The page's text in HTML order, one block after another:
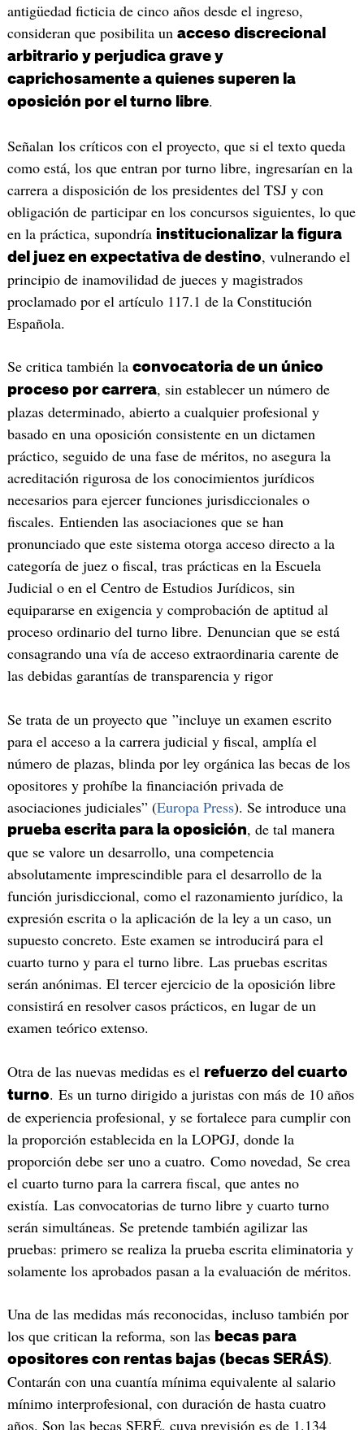
antigüedad ficticia de cinco años desde el ingreso,
consideran que posibilita un acceso discrecional
arbitrario y perjudica grave y
caprichosamente a quienes superen la
oposición por el turno libre.
Señalan los críticos con el proyecto, que si el texto queda
como está, los que entran por turno libre, ingresarían en la
carrera a disposición de los presidentes del TSJ y con
obligación de participar en los concursos siguientes, lo que
en la práctica, supondría institucionalizar la figura
del juez en expectativa de destino, vulnerando el
principio de inamovilidad de jueces y magistrados
proclamado por el artículo 117.1 de la Constitución
Española.
Se critica también la convocatoria de un único
proceso por carrera, sin establecer un número de
plazas determinado, abierto a cualquier profesional y
basado en una oposición consistente en un dictamen
práctico, seguido de una fase de méritos, no asegura la
acreditación rigurosa de los conocimientos jurídicos
necesarios para ejercer funciones jurisdiccionales o
fiscales. Entienden las asociaciones que se han
pronunciado que este sistema otorga acceso directo a la
categoría de juez o fiscal, tras prácticas en la Escuela
Judicial o en el Centro de Estudios Jurídicos, sin
equipararse en exigencia y comprobación de aptitud al
proceso ordinario del turno libre. Denuncian que se está
consagrando una vía de acceso extraordinaria carente de
las debidas garantías de transparencia y rigor
Se trata de un proyecto que ”incluye un examen escrito
para el acceso a la carrera judicial y fiscal, amplía el
número de plazas, blinda por ley orgánica las becas de los
opositores y prohíbe la financiación privada de
asociaciones judiciales” (Europa Press). Se introduce una
prueba escrita para la oposición, de tal manera
que se valore un desarrollo, una competencia
absolutamente imprescindible para el desarrollo de la
función jurisdiccional, como el razonamiento jurídico, la
expresión escrita o la aplicación de la ley a un caso, un
supuesto concreto. Este examen se introducirá para el
cuarto turno y para el turno libre. Las pruebas escritas
serán anónimas. El tercer ejercicio de la oposición libre
consistirá en resolver casos prácticos, en lugar de un
examen teórico extenso.
Otra de las nuevas medidas es el refuerzo del cuarto
turno. Es un turno dirigido a juristas con más de 10 años
de experiencia profesional, y se fortalece para cumplir con
la proporción establecida en la LOPGJ, donde la
proporción debe ser uno a cuatro. Como novedad, Se crea
el cuarto turno para la carrera fiscal, que antes no
existía. Las convocatorias de turno libre y cuarto turno
serán simultáneas. Se pretende también agilizar las
pruebas: primero se realiza la prueba escrita eliminatoria y
solamente los aprobados pasan a la evaluación de méritos.
Una de las medidas más reconocidas, incluso también por
los que critican la reforma, son las becas para
opositores con rentas bajas (becas SERÁS).
Contarán con una cuantía mínima equivalente al salario
mínimo interprofesional, con duración de hasta cuatro
años. Son las becas SERÉ, cuya previsión es de 1.134